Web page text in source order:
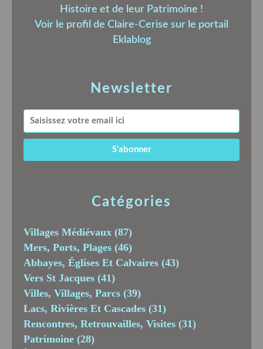
Newsletter
Catégories
Villages Médiévaux (87)
Mers, Ports, Plages (46)
Abbayes, Églises Et Calvaires (43)
Vers St Jacques (41)
Villes, Villages, Parcs (39)
Lacs, Rivières Et Cascades (31)
Rencontres, Retrouvailles, Visites (31)
Patrimoine (28)
Histoire et de leur Patrimoine !
Voir le profil de Claire-Cerise sur le portail
Eklablog